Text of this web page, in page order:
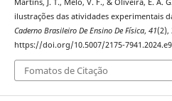
Martins, J. T., Melo, V. F., & Oliveira, E. A.
ilustrações das atividades experimentais
Caderno Brasileiro De Ensino De Física, 41(2),
https://doi.org/10.5007/2175-
Fomatos de Citação